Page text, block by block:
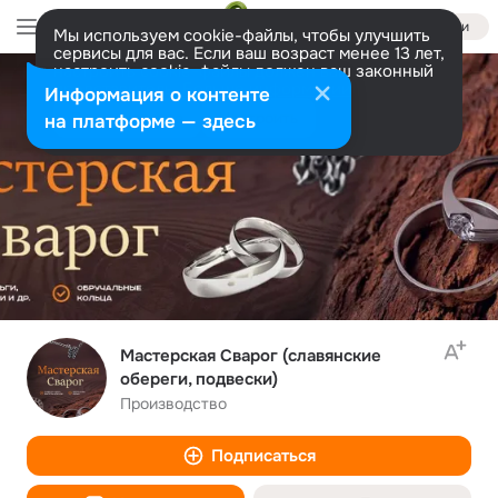
Войти
Мы используем cookie-файлы, чтобы улучшить
сервисы для вас. Если ваш возраст менее 13 лет,
настроить cookie-файлы должен ваш законный
представитель. Больше информации
Разрешить все Настроить
Мастерская Сварог (славянские
обереги, подвески)
Производство
Подписаться
Информация о контенте
на платформе — здесь